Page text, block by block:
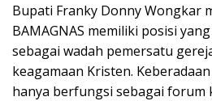
Bupati Franky Donny Wongkar
BAMAGNAS memiliki posisi
sebagai wadah pemersatu
keagamaan Kristen.
hanya berfungsi sebagai forum